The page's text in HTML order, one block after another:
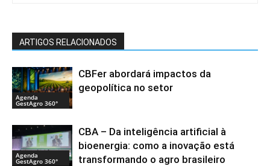
ARTIGOS RELACIONADOS
Agenda
GestAgro 360°
CBFer abordará impactos da
geopolítica no setor
Agenda
GestAgro 360°
CBA – Da inteligência artificial à
bioenergia: como a inovação está
transformando o agro brasileiro